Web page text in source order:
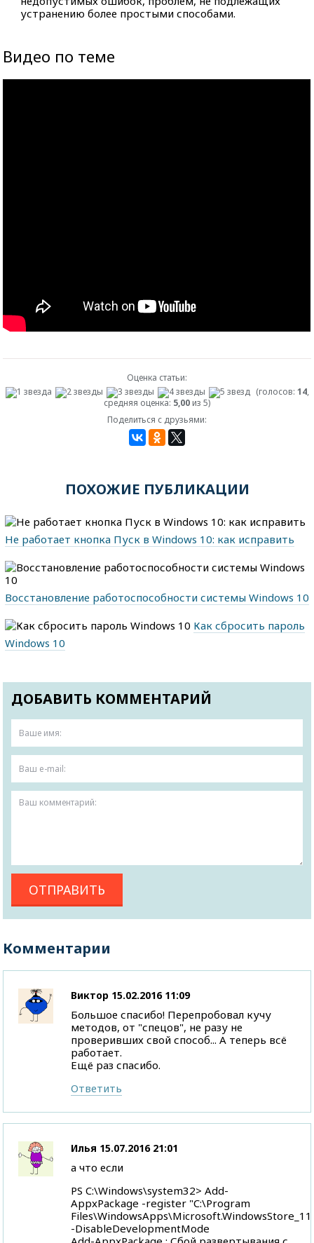
устранению более простыми способами.
Видео по теме
Оценка статьи:
(голосов: 14,
средняя оценка: 5,00 из 5)
Поделиться с друзьями:
ПОХОЖИЕ ПУБЛИКАЦИИ
Не работает кнопка Пуск в Windows 10: как исправить
Восстановление работоспособности системы Windows 10
Как сбросить пароль
Windows 10
ДОБАВИТЬ КОММЕНТАРИЙ
Комментарии
Виктор 15.02.2016 11:09
Большое спасибо! Перепробовал кучу
методов, от "спецов", не разу не
проверивших свой способ... А теперь всё
работает.
Ещё раз спасибо.
Ответить
Илья 15.07.2016 21:01
а что если
PS C:\Windows\system32> Add-
AppxPackage -register "C:\Program
-DisableDevelopmentMode